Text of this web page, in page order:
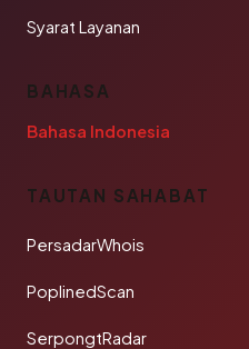
Syarat Layanan
BAHASA
Bahasa Indonesia
TAUTAN SAHABAT
PersadarWhois
PoplinedScan
SerpongtRadar